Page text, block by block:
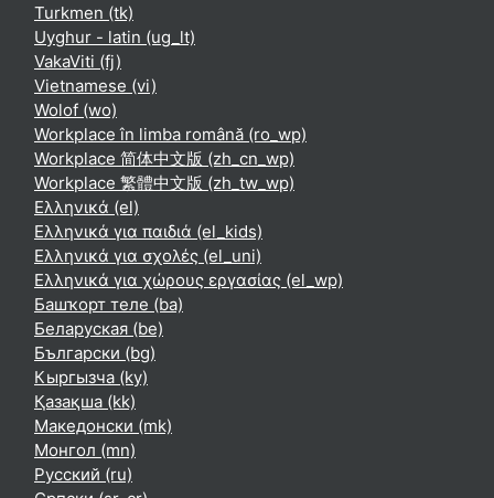
Turkmen ‎(tk)‎
Uyghur - latin ‎(ug_lt)‎
VakaViti ‎(fj)‎
Vietnamese ‎(vi)‎
Wolof ‎(wo)‎
Workplace în limba română ‎(ro_wp)‎
Workplace 简体中文版 ‎(zh_cn_wp)‎
Workplace 繁體中文版 ‎(zh_tw_wp)‎
Ελληνικά ‎(el)‎
Ελληνικά για παιδιά ‎(el_kids)‎
Ελληνικά για σχολές ‎(el_uni)‎
Ελληνικά για χώρους εργασίας ‎(el_wp)‎
Башҡорт теле ‎(ba)‎
Беларуская ‎(be)‎
Български ‎(bg)‎
Кыргызча ‎(ky)‎
Қазақша ‎(kk)‎
Македонски ‎(mk)‎
Монгол ‎(mn)‎
Русский ‎(ru)‎